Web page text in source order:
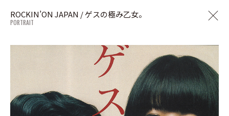
ROCKIN’ON JAPAN / ゲスの極み乙女。
PORTRAIT